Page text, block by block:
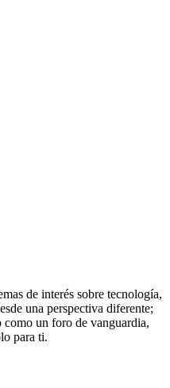
de interés sobre tecnología,
una perspectiva diferente;
como un foro de vanguardia,
para ti.